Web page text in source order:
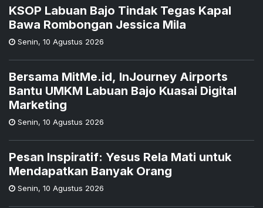
KSOP Labuan Bajo Tindak Tegas Kapal
Bawa Rombongan Jessica Mila
Senin, 10 Agustus 2026
Bersama MitMe.id, InJourney Airports
Bantu UMKM Labuan Bajo Kuasai Digital
Marketing
Senin, 10 Agustus 2026
Pesan Inspiratif: Yesus Rela Mati untuk
Mendapatkan Banyak Orang
Senin, 10 Agustus 2026